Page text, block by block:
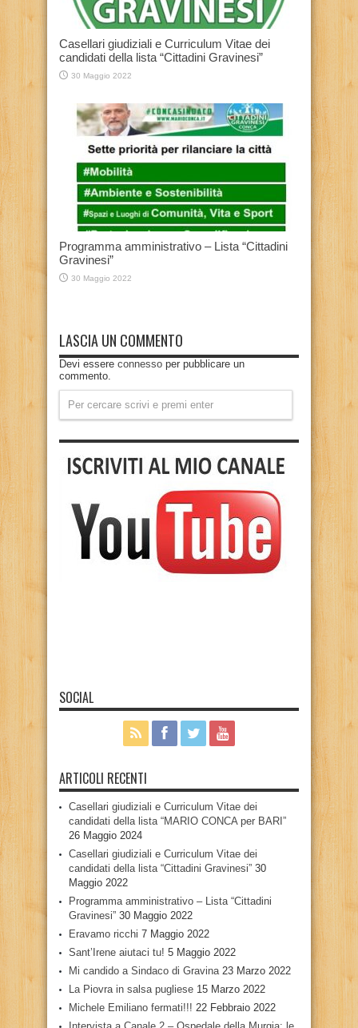
Casellari giudiziali e Curriculum Vitae dei
candidati della lista “Cittadini Gravinesi”
30 Maggio 2022
Programma amministrativo – Lista “Cittadini
Gravinesi”
30 Maggio 2022
LASCIA UN COMMENTO
Devi essere connesso per pubblicare un
commento.
SOCIAL
ARTICOLI RECENTI
Casellari giudiziali e Curriculum Vitae dei
candidati della lista “MARIO CONCA per BARI”
26 Maggio 2024
Casellari giudiziali e Curriculum Vitae dei
candidati della lista “Cittadini Gravinesi” 30
Maggio 2022
Programma amministrativo – Lista “Cittadini
Gravinesi” 30 Maggio 2022
Eravamo ricchi 7 Maggio 2022
Sant’Irene aiutaci tu! 5 Maggio 2022
Mi candido a Sindaco di Gravina 23 Marzo 2022
La Piovra in salsa pugliese 15 Marzo 2022
Michele Emiliano fermati!!! 22 Febbraio 2022